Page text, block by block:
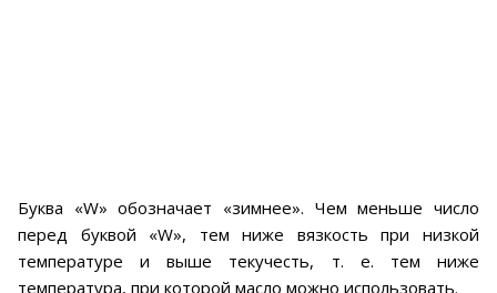
Буква «W» обозначает «зимнее». Чем меньше число
перед буквой «W», тем ниже вязкость при низкой
температуре и выше текучесть, т. е. тем ниже
температура, при которой масло можно использовать.